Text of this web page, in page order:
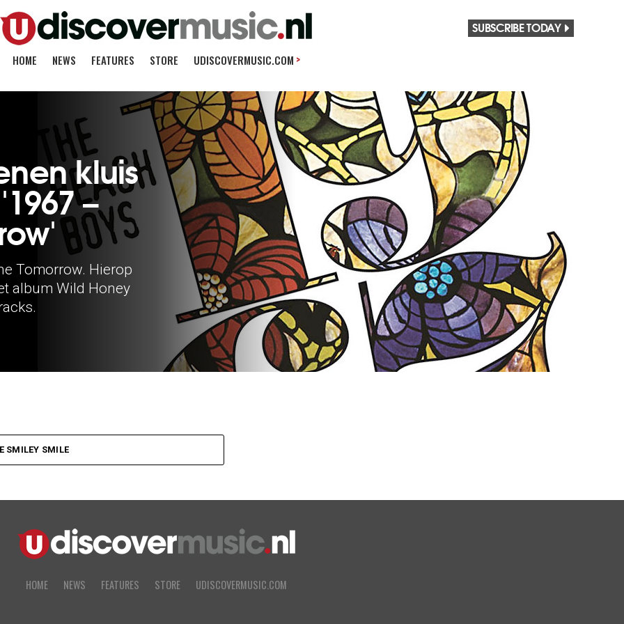
SUBSCRIBE TODAY
HOME NEWS FEATURES STORE UDISCOVERMUSIC.COM >
kluis
–
Tomorrow. Hierop
album Wild Honey
SMILEY SMILE
HOME NEWS FEATURES STORE UDISCOVERMUSIC.COM